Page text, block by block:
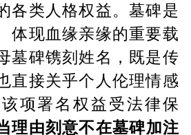
各类人格权益。墓碑是
体现血缘亲缘的重要载
墓碑镌刻姓名，既是传
直接关乎个人伦理情感
项署名权益受法律保
理由刻意不在墓碑加注